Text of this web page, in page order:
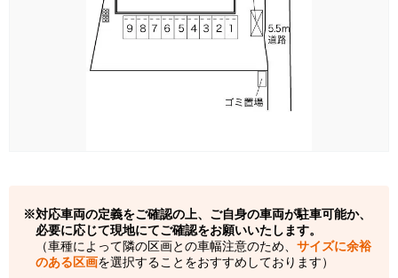
対応車両の定義をご確認の上、ご自身の車両が駐車可能か、
必要に応じて現地にてご確認をお願いいたします。
（車種によって隣の区画との車幅注意のため、 サイズに余裕
のある区画を選択することをおすすめしております）